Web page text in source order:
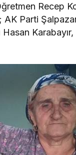
Recep
Parti
Hasan